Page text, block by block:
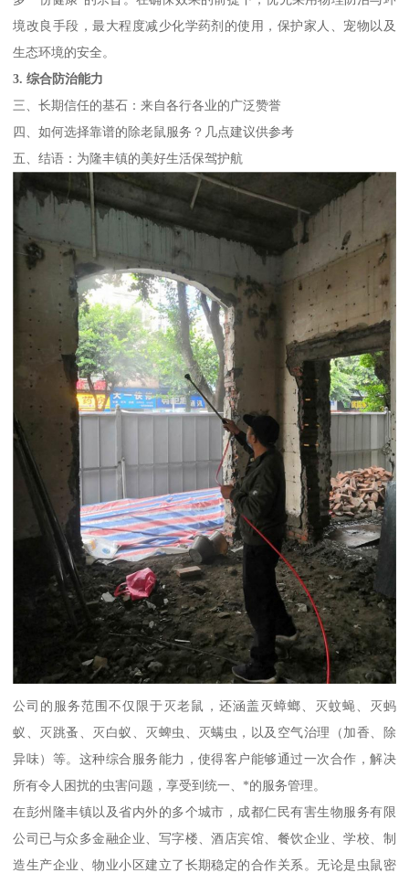
境改良手段，最大程度减少化学药剂的使用，保护家人、宠物以及
生态环境的安全。
3. 综合防治能力
三、长期信任的基石：来自各行各业的广泛赞誉
四、如何选择靠谱的除老鼠服务？几点建议供参考
五、结语：为隆丰镇的美好生活保驾护航
公司的服务范围不仅限于灭老鼠，还涵盖灭蟑螂、灭蚊蝇、灭蚂
蚁、灭跳蚤、灭白蚁、灭蜱虫、灭螨虫，以及空气治理（加香、除
异味）等。这种综合服务能力，使得客户能够通过一次合作，解决
所有令人困扰的虫害问题，享受到统一、*的服务管理。
在彭州隆丰镇以及省内外的多个城市，成都仁民有害生物服务有限
公司已与众多金融企业、写字楼、酒店宾馆、餐饮企业、学校、制
造生产企业、物业小区建立了长期稳定的合作关系。无论是虫鼠密